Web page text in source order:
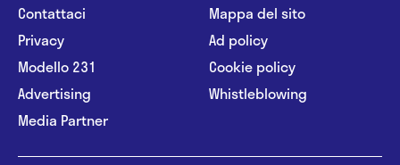
Contattaci
Privacy
Modello 231
Advertising
Media Partner
Mappa del sito
Ad policy
Cookie policy
Whistleblowing